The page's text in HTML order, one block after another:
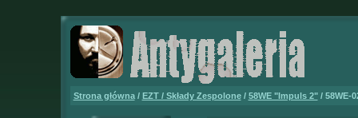
Strona główna/ EZT / Składy Zespolone/ 58WE "Impuls 2"/ 58WE-